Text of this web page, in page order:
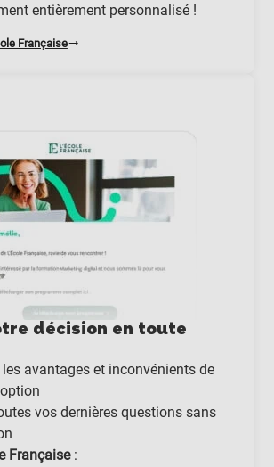
entièrement personnalisé !
Française
décision en toute
les avantages et inconvénients de
vos dernières questions sans
Française: